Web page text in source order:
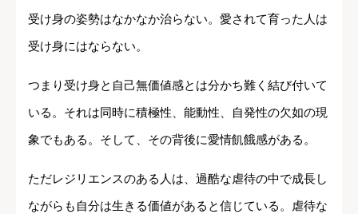
受け身の姿勢はなかなか治らない。愛されて育った人は
受け身にはならない。
つまり受け身と自己無価値感とは分かち難く結び付いて
いる。それは同時に積極性、能動性、自発性の欠如の現
象でもある。そして、その背後に愛情飢餓感がある。
ただレジリエンスのある人は、過酷な虐待の中で成長し
ながらも自分は生きる価値があると信じている。虐待な